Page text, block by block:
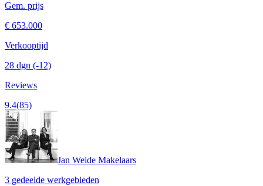
Gem. prijs
€ 653.000
Verkooptijd
28 dgn (-12)
Reviews
9.4(85)
Jan Weide Makelaars
3 gedeelde werkgebieden